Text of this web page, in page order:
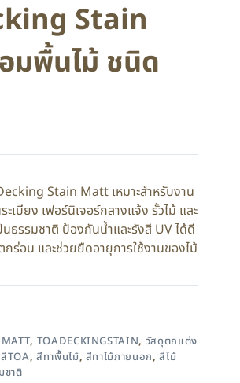
Stain
มพื้นไม้ ชนิด
Stain Matt เหมาะสำหรับงาน
เบียง เฟอร์นิเจอร์กลางแจ้ง รั้วไม้ และ
นธรรมชาติ ป้องกันน้ำและรังสี UV ได้ดี
ร่อน และช่วยยืดอายุการใช้งานของไม้
, TOADECKINGSTAIN, วัสดุตกแต่ง
สีTOA, สีทาพื้นไม้, สีทาไม้ภายนอก,สีไม้
ชาติ